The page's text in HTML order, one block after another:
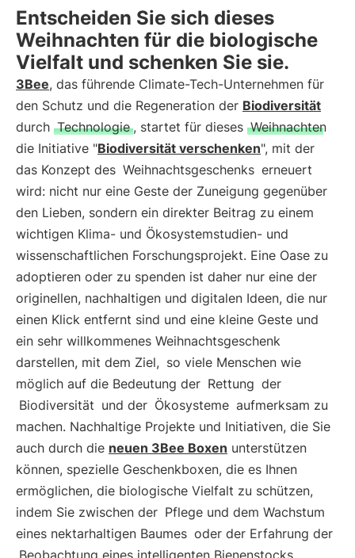
Entscheiden Sie sich dieses
Weihnachten für die biologische
Vielfalt und schenken Sie sie.
3Bee, das führende Climate-Tech-Unternehmen für
den Schutz und die Regeneration der Biodiversität
durch Technologie , startet für dieses Weihnachten
die Initiative "Biodiversität verschenken", mit der
das Konzept des Weihnachtsgeschenks erneuert
wird: nicht nur eine Geste der Zuneigung gegenüber
den Lieben, sondern ein direkter Beitrag zu einem
wichtigen Klima- und Ökosystemstudien- und
wissenschaftlichen Forschungsprojekt. Eine Oase zu
adoptieren oder zu spenden ist daher nur eine der
originellen, nachhaltigen und digitalen Ideen, die nur
einen Klick entfernt sind und eine kleine Geste und
ein sehr willkommenes Weihnachtsgeschenk
darstellen, mit dem Ziel, so viele Menschen wie
möglich auf die Bedeutung der Rettung der
Biodiversität und der Ökosysteme aufmerksam zu
machen. Nachhaltige Projekte und Initiativen, die Sie
auch durch die neuen 3Bee Boxen unterstützen
können, spezielle Geschenkboxen, die es Ihnen
ermöglichen, die biologische Vielfalt zu schützen,
indem Sie zwischen der Pflege und dem Wachstum
eines nektarhaltigen Baumes oder der Erfahrung der
Beobachtung eines intelligenten Bienenstocks